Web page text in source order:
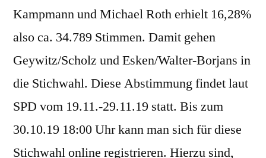
Kampmann und Michael Roth erhielt 16,28%
also ca. 34.789 Stimmen. Damit gehen
Geywitz/Scholz und Esken/Walter-Borjans in
die Stichwahl. Diese Abstimmung findet laut
SPD vom 19.11.-29.11.19 statt. Bis zum
30.10.19 18:00 Uhr kann man sich für diese
Stichwahl online registrieren. Hierzu sind,